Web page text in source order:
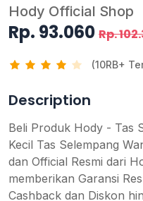
Hody Official Shop
Rp. 93.060 Rp.
(10RB+
Description
Beli Produk Hody - Tas
Kecil Tas Selempang
dan Official Resmi dari
memberikan Garansi
Cashback dan Diskon